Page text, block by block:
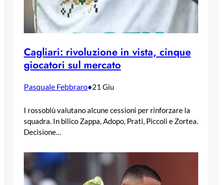
Cagliari: rivoluzione in vista, cinque
giocatori sul mercato
Pasquale Febbraro•21 Giu
I rossoblù valutano alcune cessioni per rinforzare la
squadra. In bilico Zappa, Adopo, Prati, Piccoli e Zortea.
Decisione…